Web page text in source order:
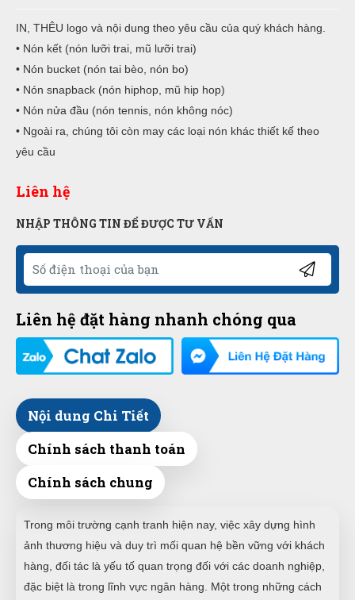
IN, THÊU logo và nội dung theo yêu cầu của quý khách hàng.
• Nón kết (nón lưỡi trai, mũ lưỡi trai)
• Nón bucket (nón tai bèo, nón bo)
• Nón snapback (nón hiphop, mũ hip hop)
• Nón nửa đầu (nón tennis, nón không nóc)
• Ngoài ra, chúng tôi còn may các loại nón khác thiết kế theo
yêu cầu
Liên hệ
NHẬP THÔNG TIN ĐỂ ĐƯỢC TƯ VẤN
Liên hệ đặt hàng nhanh chóng qua
Nội dung Chi Tiết
Chính sách thanh toán
Chính sách chung
Trong môi trường cạnh tranh hiện nay, việc xây dựng hình
ảnh thương hiệu và duy trì mối quan hệ bền vững với khách
hàng, đối tác là yếu tố quan trọng đối với các doanh nghiệp,
đặc biệt là trong lĩnh vực ngân hàng. Một trong những cách